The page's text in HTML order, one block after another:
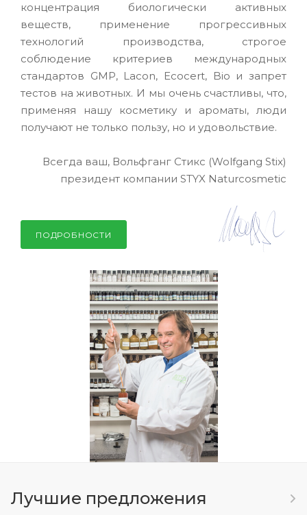
концентрация биологически активных
веществ, применение прогрессивных
технологий производства, строгое
соблюдение критериев международных
стандартов GMP, Lacon, Ecocert, Bio и запрет
тестов на животных. И мы очень счастливы, что,
применяя нашу косметику и ароматы, люди
получают не только пользу, но и удовольствие.
Всегда ваш, Вольфганг Стикс (Wolfgang Stix)
президент компании STYX Naturcosmetic
ПОДРОБНОСТИ
Лучшие предложения